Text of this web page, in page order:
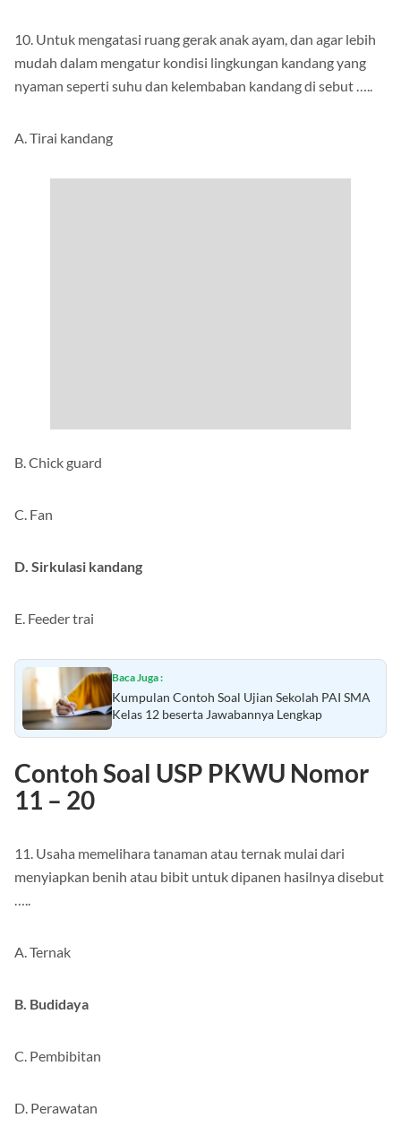
10. Untuk mengatasi ruang gerak anak ayam, dan agar lebih
mudah dalam mengatur kondisi lingkungan kandang yang
nyaman seperti suhu dan kelembaban kandang di sebut …..
A. Tirai kandang
B. Chick guard
C. Fan
D. Sirkulasi kandang
E. Feeder trai
Baca Juga :
Kumpulan Contoh Soal Ujian Sekolah PAI SMA
Kelas 12 beserta Jawabannya Lengkap
Contoh Soal USP PKWU Nomor
11 – 20
11. Usaha memelihara tanaman atau ternak mulai dari
menyiapkan benih atau bibit untuk dipanen hasilnya disebut
A. Ternak
B. Budidaya
C. Pembibitan
D. Perawatan